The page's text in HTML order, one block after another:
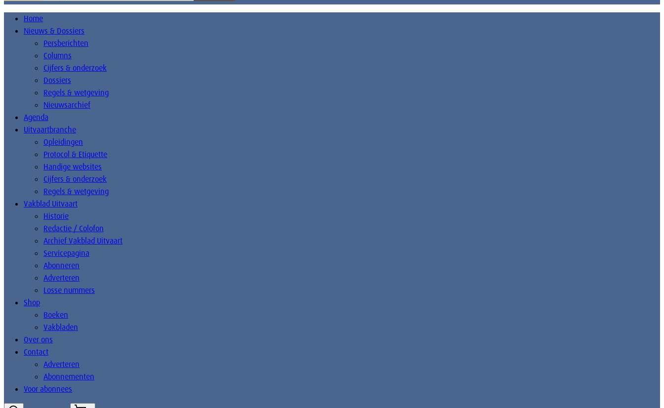
Home
Nieuws & Dossiers
Persberichten
Columns
Cijfers & onderzoek
Dossiers
Regels & wetgeving
Nieuwsarchief
Agenda
Uitvaartbranche
Opleidingen
Protocol & Etiquette
Handige websites
Cijfers & onderzoek
Regels & wetgeving
Vakblad Uitvaart
Historie
Redactie / Colofon
Archief Vakblad Uitvaart
Servicepagina
Abonneren
Adverteren
Losse nummers
Shop
Boeken
Vakbladen
Over ons
Contact
Adverteren
Abonnementen
Voor abonnees